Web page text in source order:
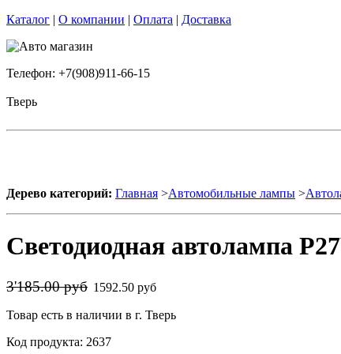
Каталог | О компании | Оплата | Доставка
Телефон: +7(908)911-66-15
Тверь
Дерево категорий: Главная >Автомобильные лампы >
Светодиодная автолампа
3'185.00 руб 1592.50 руб
Товар есть в наличии в г. Тверь
Код продукта: 2637